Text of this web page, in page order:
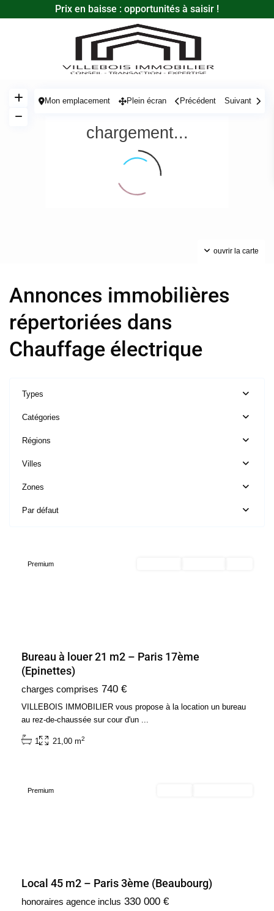
Prix en baisse : opportunités à saisir !
chargement...
ouvrir la carte
Mon emplacement Plein écran Précédent Suivant
Annonces immobilières
répertoriées dans
Chauffage électrique
Types
Catégories
Régions
Villes
Zones
Par défaut
de
Paris
17ème
Premium
Bureau à louer 21 m2 – Paris 17ème
(Epinettes)
charges comprises 740 €
VILLEBOIS IMMOBILIER vous propose à la location un bureau
au rez-de-chaussée sur cour d'un ...
1 21,00 m2
Ile
de
France,
Paris
Arrondissement
Premium
Local 45 m2 – Paris 3ème (Beaubourg)
honoraires agence inclus 330 000 €
Ile
de